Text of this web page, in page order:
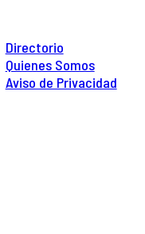
Directorio
Quienes Somos
Aviso de Privacidad